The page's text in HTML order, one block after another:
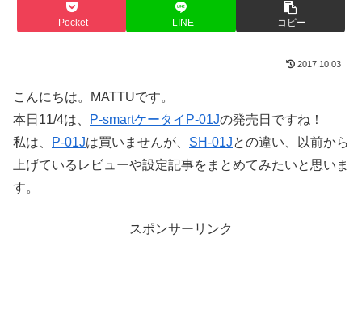
Pocket LINE コピー
2017.10.03
こんにちは。MATTUです。
本日11/4は、
P-smartケータイP-01Jの発売日ですね！
私は、
P-01Jは買いませんが、 SH-01Jとの違い、以前から
上げているレビューや設定記事をまとめてみたいと思いま
す。
スポンサーリンク